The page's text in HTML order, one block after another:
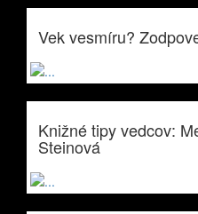
Vek vesmíru?
Knižné tipy vedcov:
Steinová